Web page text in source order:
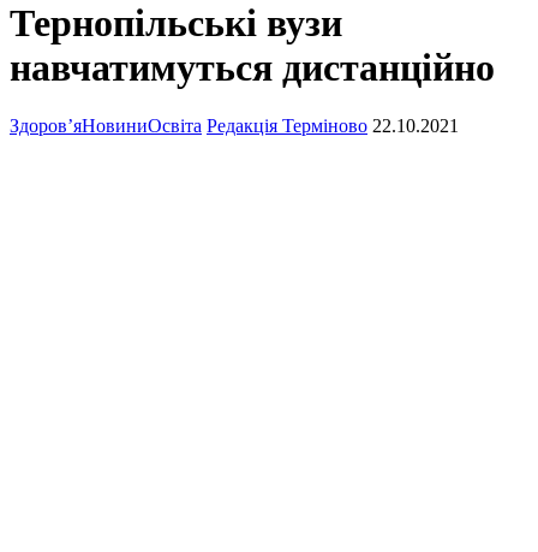
Тернопільські вузи
навчатимуться дистанційно
Здоров’яНовиниОсвіта Редакція Терміново 22.10.2021